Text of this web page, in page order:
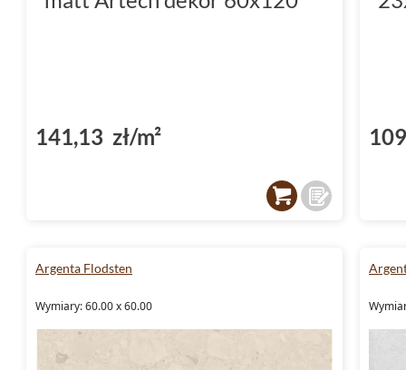
141,13 zł/m²
Argenta Flodsten
Wymiary: 60.00 x 60.00